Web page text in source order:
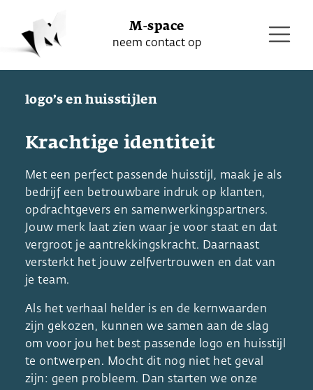
M-space
neem contact op
logo’s en huisstijlen
Krachtige identiteit
Met een perfect passende huisstijl, maak je als
bedrijf een betrouwbare indruk op klanten,
opdrachtgevers en samenwerkingspartners.
Jouw merk laat zien waar je voor staat en dat
vergroot je aantrekkingskracht. Daarnaast
versterkt het jouw zelfvertrouwen en dat van
je team.
Als het verhaal helder is en de kernwaarden
zijn gekozen, kunnen we samen aan de slag
om voor jou het best passende logo en huisstijl
te ontwerpen. Mocht dit nog niet het geval
zijn: geen probleem. Dan starten we onze